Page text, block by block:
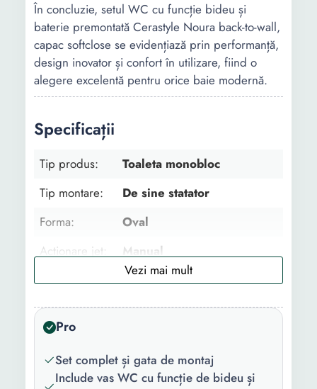
În concluzie, setul WC cu funcție bideu și
baterie premontată Cerastyle Noura back-to-wall,
capac softclose se evidențiază prin performanță,
design inovator și confort în utilizare, fiind o
alegere excelentă pentru orice baie modernă.
Specificații
Tip produs:
Toaleta monobloc
Tip montare:
De sine statator
Forma:
Oval
Actionare jet:
Manual
Numar jeturi:
2
Capacitate
rezervor:
6 l
Numar litri/
3
Pro
Set complet și gata de montaj
Include vas WC cu funcție de bideu și